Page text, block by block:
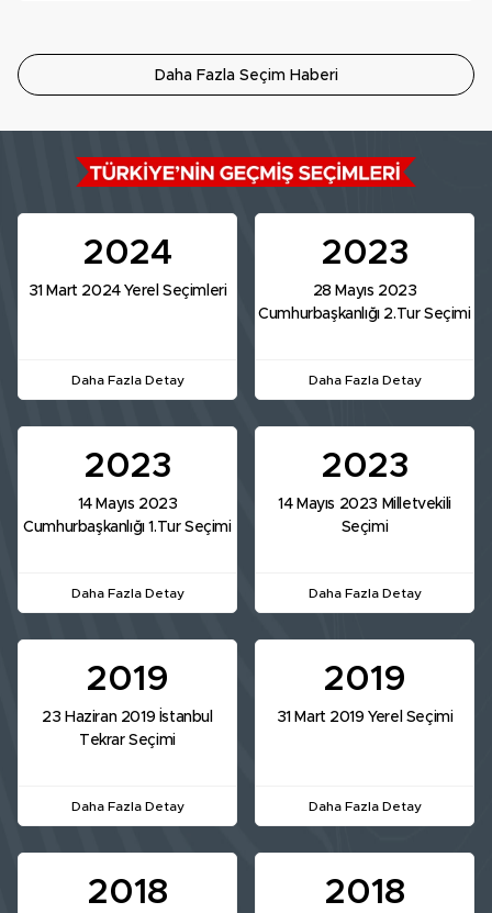
Daha Fazla Seçim Haberi
2024
31 Mart 2024 Yerel Seçimleri
Daha Fazla Detay
2023
28 Mayıs 2023
Cumhurbaşkanlığı 2.Tur Seçimi
Daha Fazla Detay
2023
14 Mayıs 2023
Cumhurbaşkanlığı 1.Tur Seçimi
Daha Fazla Detay
2023
14 Mayıs 2023 Milletvekili
Seçimi
Daha Fazla Detay
2019
23 Haziran 2019 İstanbul
Tekrar Seçimi
Daha Fazla Detay
2019
31 Mart 2019 Yerel Seçimi
Daha Fazla Detay
2018 2018